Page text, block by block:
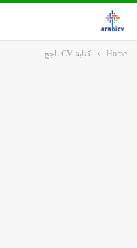
Home كتابة CV ناجح